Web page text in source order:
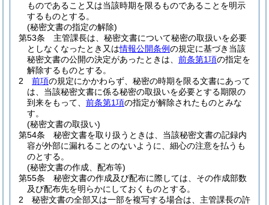
ものであること又は当該時期を限るものであることを明示
するものとする。
(秘密文書の指定の解除)
第53条
主管課長は、秘密文書について秘密の取扱いを必要
としなくなったとき又は情報公開条例の規定に基づき当該
秘密文書の公開の決定があったときは、 前条第1項の指定を
解除するものとする。
2
前項の規定にかかわらず、秘密の時期を限る文書にあって
は、当該秘密文書に係る秘密の取扱いを必要とする期限の
到来をもって、 前条第1項の指定が解除されたものとみな
す。
(秘密文書の取扱い)
第54条
秘密文書を取り扱うときは、当該秘密文書の記録内
容が外部に漏れることのないように、細心の注意を払うも
のとする。
(秘密文書の作成、配布等)
第55条
秘密文書の作成及び配布に際しては、その作成部数
及び配布先を明らかにしておくものとする。
2
秘密文書の全部又は一部を複写する場合は、主管課長の許